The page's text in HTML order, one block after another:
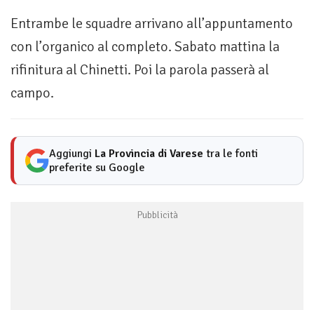
Entrambe le squadre arrivano all’appuntamento
con l’organico al completo. Sabato mattina la
rifinitura al Chinetti. Poi la parola passerà al
campo.
Aggiungi La Provincia di Varese tra le fonti
preferite su Google